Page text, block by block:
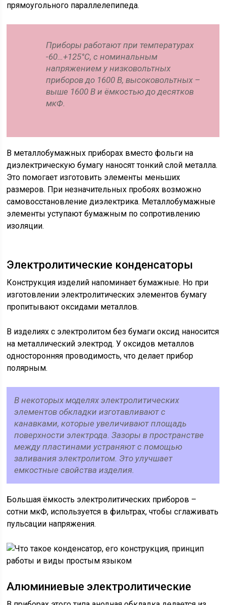
прямоугольного параллелепипеда.
Приборы работают при температурах
-60…+125°C, с номинальным
напряжением у низковольтных
приборов до 1600 В, высоковольтных –
выше 1600 В и ёмкостью до десятков
мкФ.
В металлобумажных приборах вместо фольги на
диэлектрическую бумагу наносят тонкий слой металла.
Это помогает изготовить элементы меньших
размеров. При незначительных пробоях возможно
самовосстановление диэлектрика. Металлобумажные
элементы уступают бумажным по сопротивлению
изоляции.
Электролитические конденсаторы
Конструкция изделий напоминает бумажные. Но при
изготовлении электролитических элементов бумагу
пропитывают оксидами металлов.
В изделиях с электролитом без бумаги оксид наносится
на металлический электрод. У оксидов металлов
односторонняя проводимость, что делает прибор
полярным.
В некоторых моделях электролитических
элементов обкладки изготавливают с
канавками, которые увеличивают площадь
поверхности электрода. Зазоры в пространстве
между пластинами устраняют с помощью
заливания электролитом. Это улучшает
емкостные свойства изделия.
Большая ёмкость электролитических приборов –
сотни мкФ, используется в фильтрах, чтобы сглаживать
пульсации напряжения.
Алюминиевые электролитические